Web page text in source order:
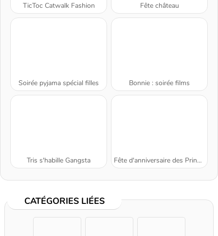
TicToc Catwalk Fashion Fête château
Soirée pyjama spécial filles Bonnie : soirée films
Tris s'habille Gangsta Fête d'anniversaire des Princesses
CATÉGORIES LIÉES